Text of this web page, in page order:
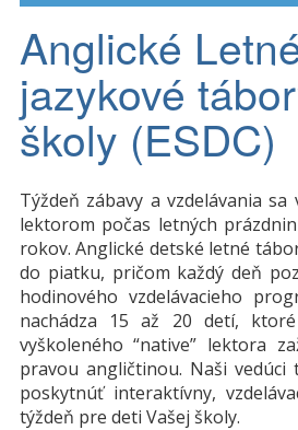
Anglické
jazykové
školy (ESDC)
Týždeň zábavy a vzdelávania sa
lektorom počas letných
rokov. Anglické detské letné
do piatku, pričom každý deň
hodinového vzdelávacieho
nachádza 15 až 20 detí,
vyškoleného “native” lektora
pravou angličtinou. Naši
poskytnúť interaktívny,
týždeň pre deti Vašej školy.